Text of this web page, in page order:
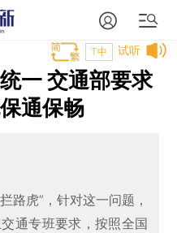
试听
T中
一 交通部要求
通保畅
路虎”，针对这一问题，
通专班要求，按照全国